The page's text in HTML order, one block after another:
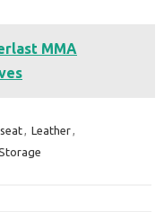
MMA
, Leather,